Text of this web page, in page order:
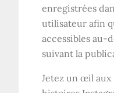
enregistrées
utilisateur afin
accessibles au-
suivant la
Jetez un œil aux